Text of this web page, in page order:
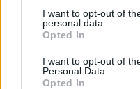
I want to opt-out of
personal data.
Opted In
I want to opt-out of
Personal Data.
Opted In
Il Balletto
la Turchia